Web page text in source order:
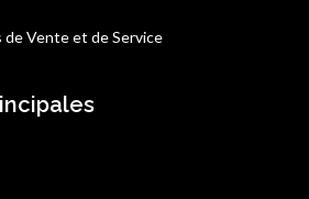
Vente et de Service